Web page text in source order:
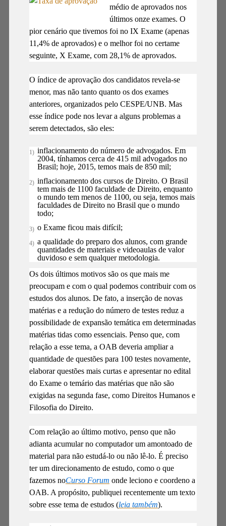
médio de aprovados nos
últimos onze exames. O
pior cenário que tivemos foi no IX Exame (apenas
11,4% de aprovados) e o melhor foi no certame
seguinte, X Exame, com 28,1% de aprovados.
O índice de aprovação dos candidatos revela-se
menor, mas não tanto quanto os dos exames
anteriores, organizados pelo CESPE/UNB. Mas
esse índice pode nos levar a alguns problemas a
serem detectados, são eles:
inflacionamento do número de advogados. Em
2004, tínhamos cerca de 415 mil advogados no
Brasil; hoje, 2015, temos mais de 850 mil;
inflacionamento dos cursos de Direito. O Brasil
tem mais de 1100 faculdade de Direito, enquanto
o mundo tem menos de 1100, ou seja, temos mais
faculdades de Direito no Brasil que o mundo
todo;
o Exame ficou mais difícil;
a qualidade do preparo dos alunos, com grande
quantidades de materiais e videoaulas de valor
duvidoso e sem qualquer metodologia.
Os dois últimos motivos são os que mais me
preocupam e com o qual podemos contribuir com os
estudos dos alunos. De fato, a inserção de novas
matérias e a redução do número de testes reduz a
possibilidade de expansão temática em determinadas
matérias tidas como essenciais. Penso que, com
relação a esse tema, a OAB deveria ampliar a
quantidade de questões para 100 testes novamente,
elaborar questões mais curtas e apresentar no edital
do Exame o temário das matérias que não são
exigidas na segunda fase, como Direitos Humanos e
Filosofia do Direito.
Com relação ao último motivo, penso que não
adianta acumular no computador um amontoado de
material para não estudá-lo ou não lê-lo. É preciso
ter um direcionamento de estudo, como o que
fazemos noCurso Forum onde leciono e coordeno a
OAB. A propósito, publiquei recentemente um texto
sobre esse tema de estudos (leia também).